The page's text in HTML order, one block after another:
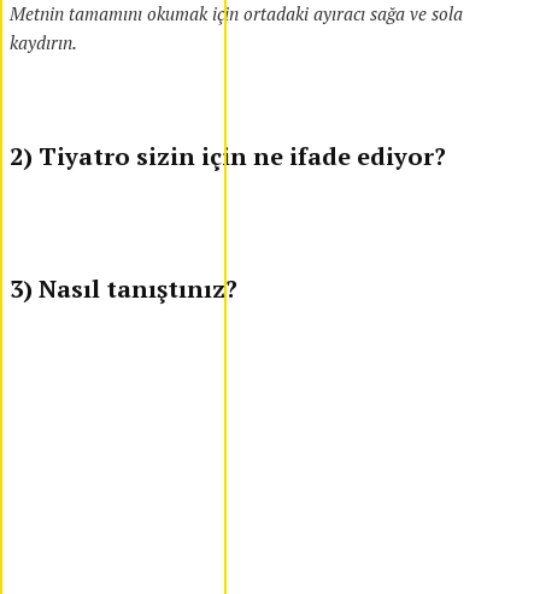
Metnin tamamını okumak için ortadaki ayıracı sağa ve sola
kaydırın.
2) Tiyatro sizin için ne ifade ediyor?
3) Nasıl tanıştınız?